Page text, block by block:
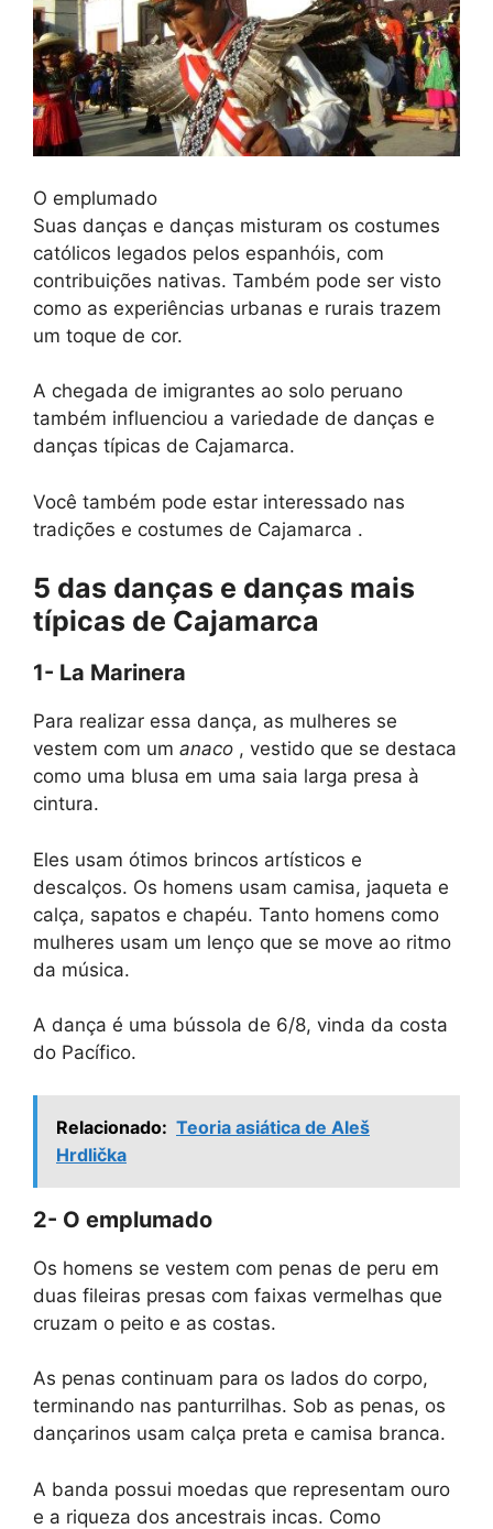
O emplumado
Suas danças e danças misturam os costumes
católicos legados pelos espanhóis, com
contribuições nativas. Também pode ser visto
como as experiências urbanas e rurais trazem
um toque de cor.
A chegada de imigrantes ao solo peruano
também influenciou a variedade de danças e
danças típicas de Cajamarca.
Você também pode estar interessado nas
tradições e costumes de Cajamarca .
5 das danças e danças mais
típicas de Cajamarca
1- La Marinera
Para realizar essa dança, as mulheres se
vestem com um anaco , vestido que se destaca
como uma blusa em uma saia larga presa à
cintura.
Eles usam ótimos brincos artísticos e
descalços. Os homens usam camisa, jaqueta e
calça, sapatos e chapéu. Tanto homens como
mulheres usam um lenço que se move ao ritmo
da música.
A dança é uma bússola de 6/8, vinda da costa
do Pacífico.
Relacionado: Teoria asiática de Aleš
Hrdlička
2- O emplumado
Os homens se vestem com penas de peru em
duas fileiras presas com faixas vermelhas que
cruzam o peito e as costas.
As penas continuam para os lados do corpo,
terminando nas panturrilhas. Sob as penas, os
dançarinos usam calça preta e camisa branca.
A banda possui moedas que representam ouro
e a riqueza dos ancestrais incas. Como